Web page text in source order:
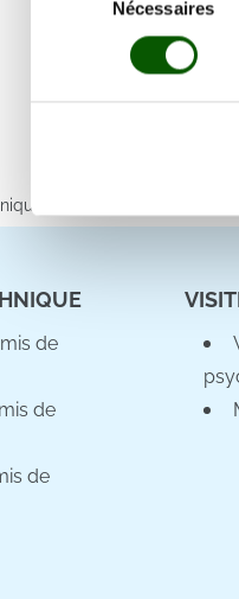
digitales).
. Vous
consentement
Nécessaires
Ardèche
de
de
de